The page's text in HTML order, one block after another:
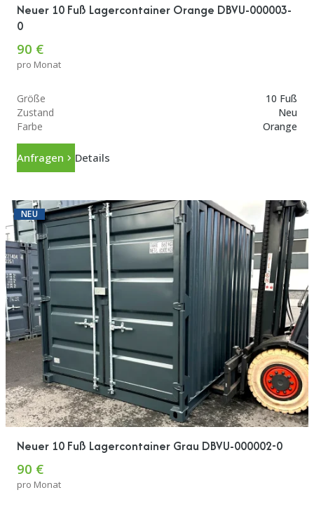
Neuer 10 Fuß Lagercontainer Orange DBVU-000003-
0
90 €
pro Monat
Größe
10 Fuß
Zustand
Neu
Farbe
Orange
Anfragen Details
NEU
Neuer 10 Fuß Lagercontainer Grau DBVU-000002-0
90 €
pro Monat